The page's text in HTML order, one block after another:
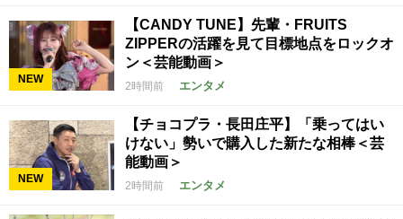
NEW
【CANDY TUNE】先輩・FRUITS
ZIPPERの活躍を見て目標地点をロックオ
ン＜芸能動画＞
2時間前 エンタメ
NEW
【チョコプラ・長田庄平】「乗ってはい
けない」勢いで購入した新たな相棒＜芸
能動画＞
2時間前 エンタメ